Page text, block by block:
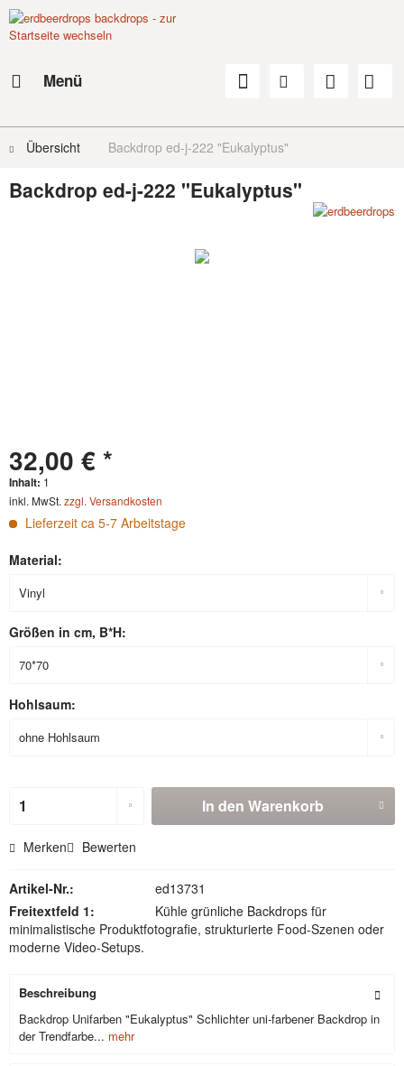
Menü
Übersicht Backdrop ed-j-222 "Eukalyptus"
Backdrop ed-j-222 "Eukalyptus"
32,00 € *
Inhalt: 1
inkl. MwSt. zzgl. Versandkosten
Lieferzeit ca 5-7 Arbeitstage
Material:
Größen in cm, B*H:
Hohlsaum:
In den Warenkorb
Merken Bewerten
Artikel-Nr.:
ed13731
Freitextfeld 1:
Kühle grünliche Backdrops für
minimalistische Produktfotografie, strukturierte Food-Szenen oder
moderne Video-Setups.
Beschreibung
Backdrop Unifarben "Eukalyptus" Schlichter uni-farbener Backdrop in
der Trendfarbe... mehr